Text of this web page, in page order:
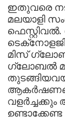
ഇതുവരെ
മലയാളി
മിസ്
ഗ്ലോബല്‍